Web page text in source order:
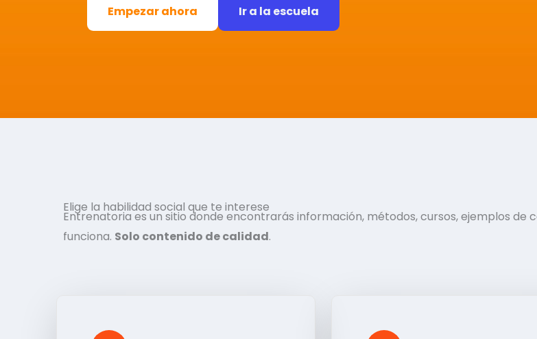
Empezar ahora Ir a la escuela
Elige la habilidad social que te interese
Entrenatoria es un sitio donde encontrarás información, métodos, cursos, ejemplos de
funciona. Solo contenido de calidad.